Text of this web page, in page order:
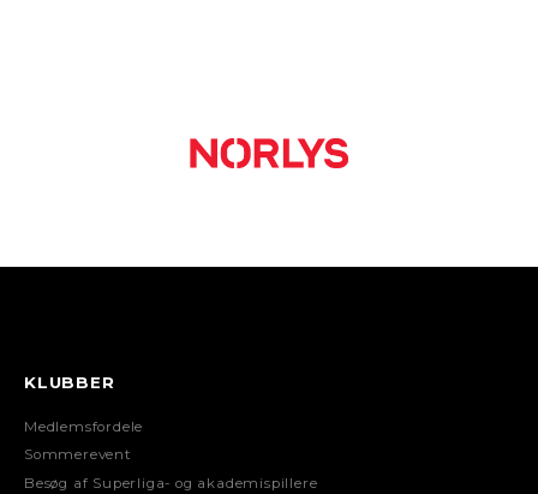
KLUBBER
Medlemsfordele
Sommerevent
Besøg af Superliga- og akademispillere